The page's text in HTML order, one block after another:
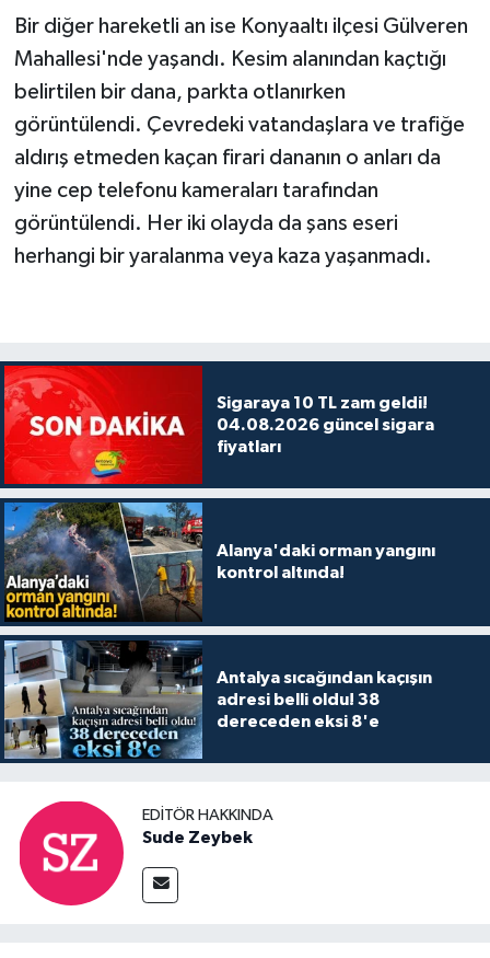
Bir diğer hareketli an ise Konyaaltı ilçesi Gülveren
Mahallesi'nde yaşandı. Kesim alanından kaçtığı
belirtilen bir dana, parkta otlanırken
görüntülendi. Çevredeki vatandaşlara ve trafiğe
aldırış etmeden kaçan firari dananın o anları da
yine cep telefonu kameraları tarafından
görüntülendi. Her iki olayda da şans eseri
herhangi bir yaralanma veya kaza yaşanmadı.
Sigaraya 10 TL zam geldi!
04.08.2026 güncel sigara
fiyatları
Alanya'daki orman yangını
kontrol altında!
Antalya sıcağından kaçışın
adresi belli oldu! 38
dereceden eksi 8'e
EDITÖR HAKKINDA
Sude Zeybek